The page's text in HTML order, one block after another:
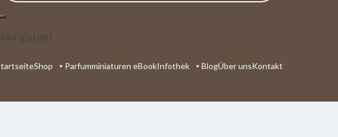
Shop Parfumminiaturen eBookInfothek BlogÜber unsKontakt